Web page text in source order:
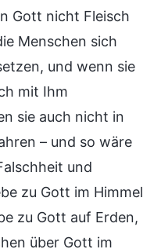
Gott nicht Fleisch
Menschen sich
und wenn sie
mit Ihm
sie auch nicht in
– und so wäre
und
zu Gott im Himmel
zu Gott auf Erden,
über Gott im